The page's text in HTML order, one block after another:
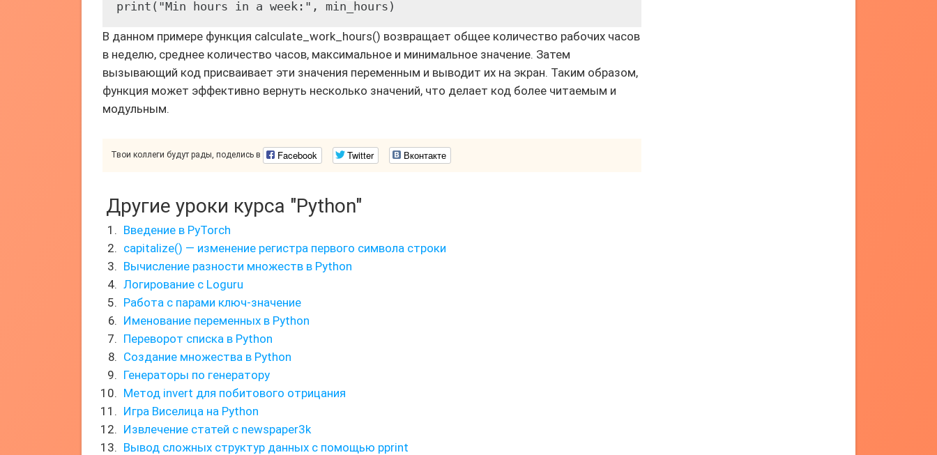
В данном примере функция calculate_work_hours() возвращает общее количество рабочих часов
в неделю, среднее количество часов, максимальное и минимальное значение. Затем
вызывающий код присваивает эти значения переменным и выводит их на экран. Таким образом,
функция может эффективно вернуть несколько значений, что делает код более читаемым и
модульным.
Твои коллеги будут рады, поделись в Facebook Twitter Вконтакте
Другие уроки курса "Python"
Введение в PyTorch
capitalize() — изменение регистра первого символа строки
Вычисление разности множеств в Python
Логирование с Loguru
Работа с парами ключ-значение
Именование переменных в Python
Переворот списка в Python
Создание множества в Python
Генераторы по генератору
Метод invert для побитового отрицания
Игра Виселица на Python
Извлечение статей с newspaper3k
Вывод сложных структур данных с помощью pprint